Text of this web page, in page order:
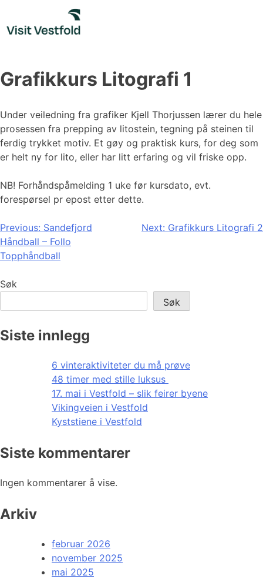
content
Grafikkurs Litografi 1
Under veiledning fra grafiker Kjell Thorjussen lærer du hele
prosessen fra prepping av litostein, tegning på steinen til
ferdig trykket motiv. Et gøy og praktisk kurs, for deg som
er helt ny for lito, eller har litt erfaring og vil friske opp.
NB! Forhåndspåmelding 1 uke før kursdato, evt.
forespørsel pr epost etter dette.
Innleggsnavigasjon
Previous: Sandefjord
Håndball – Follo
Topphåndball
Next: Grafikkurs Litografi 2
Søk
Søk
Siste innlegg
6 vinteraktiviteter du må prøve
48 timer med stille luksus
17. mai i Vestfold – slik feirer byene
Vikingveien i Vestfold
Kyststiene i Vestfold
Siste kommentarer
Ingen kommentarer å vise.
Arkiv
februar 2026
november 2025
mai 2025